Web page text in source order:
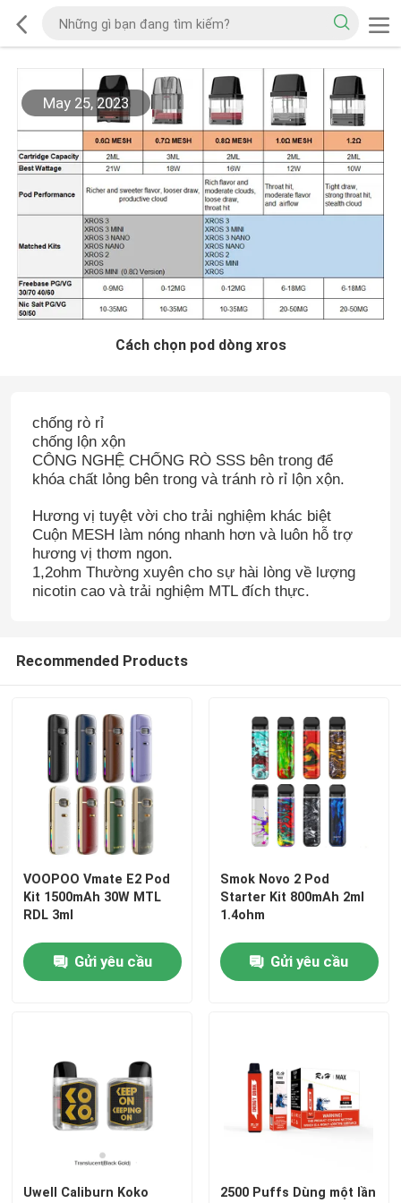
May 25, 2023
Cách chọn pod dòng xros
chống rò rỉ
chống lộn xộn
CÔNG NGHỆ CHỐNG RÒ SSS bên trong để
khóa chất lỏng bên trong và tránh rò rỉ lộn xộn.
Hương vị tuyệt vời cho trải nghiệm khác biệt
Cuộn MESH làm nóng nhanh hơn và luôn hỗ trợ
hương vị thơm ngon.
1,2ohm Thường xuyên cho sự hài lòng về lượng
nicotin cao và trải nghiệm MTL đích thực.
Recommended Products
VOOPOO Vmate E2 Pod
Kit 1500mAh 30W MTL
RDL 3ml
Gửi yêu cầu
Smok Novo 2 Pod
Starter Kit 800mAh 2ml
1.4ohm
Gửi yêu cầu
Uwell Caliburn Koko
2500 Puffs Dùng một lần